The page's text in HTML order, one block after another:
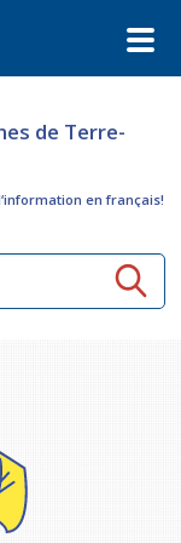
de Terre-
en français!